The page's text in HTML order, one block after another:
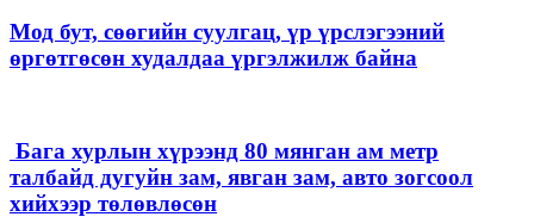
Мод бут, сөөгийн суулгац, үр үрслэгээний
өргөтгөсөн худалдаа үргэлжилж байна
Бага хурлын хүрээнд 80 мянган ам метр
талбайд дугуйн зам, явган зам, авто зогсоол
хийхээр төлөвлөсөн